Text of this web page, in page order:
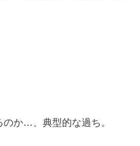
か…、典型的な過ち。